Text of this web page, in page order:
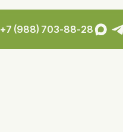
+7 (988) 703-88-28